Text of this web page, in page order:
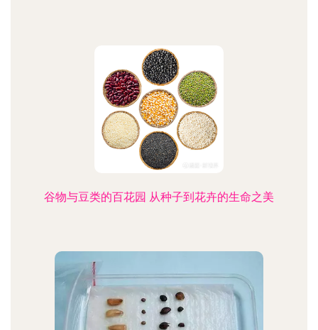
谷物与豆类的百花园 从种子到花卉的生命之美